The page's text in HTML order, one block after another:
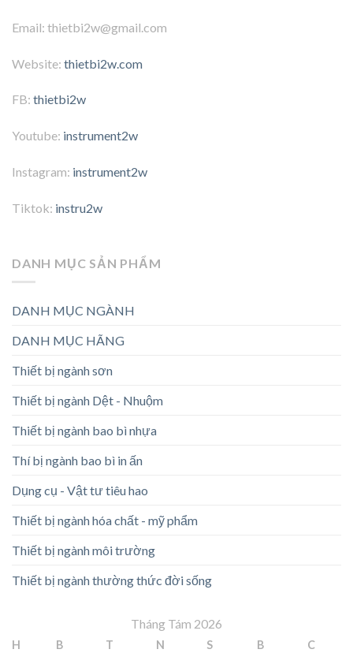
Email: thietbi2w@gmail.com
Website: thietbi2w.com
FB: thietbi2w
Youtube: instrument2w
Instagram: instrument2w
Tiktok: instru2w
DANH MỤC SẢN PHẨM
DANH MỤC NGÀNH
DANH MỤC HÃNG
Thiết bị ngành sơn
Thiết bị ngành Dệt - Nhuộm
Thiết bị ngành bao bì nhựa
Thí bị ngành bao bì in ấn
Dụng cụ - Vật tư tiêu hao
Thiết bị ngành hóa chất - mỹ phẩm
Thiết bị ngành môi trường
Thiết bị ngành thường thức đời sống
Tháng Tám 2026
H B T N S B C